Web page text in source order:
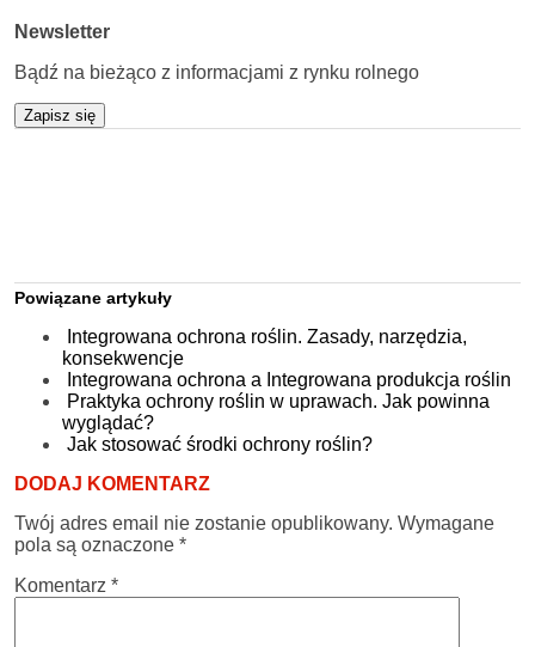
Newsletter
Bądź na bieżąco z informacjami z rynku rolnego
Zapisz się
Powiązane artykuły
Integrowana ochrona roślin. Zasady, narzędzia,
konsekwencje
Integrowana ochrona a Integrowana produkcja roślin
Praktyka ochrony roślin w uprawach. Jak powinna
wyglądać?
Jak stosować środki ochrony roślin?
DODAJ KOMENTARZ
Twój adres email nie zostanie opublikowany. Wymagane
pola są oznaczone *
Komentarz *